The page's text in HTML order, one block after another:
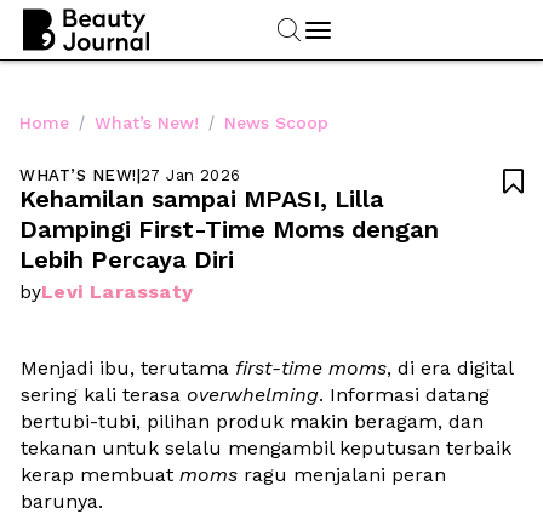
Home / What’s New! / News Scoop
WHAT’S NEW!|27 Jan 2026
Kehamilan sampai MPASI, Lilla
Dampingi First-Time Moms dengan
Lebih Percaya Diri
byLevi Larassaty

Menjadi ibu, terutama first-time moms, di era digital
sering kali terasa overwhelming. Informasi datang
bertubi-tubi, pilihan produk makin beragam, dan
tekanan untuk selalu mengambil keputusan terbaik
kerap membuat moms ragu menjalani peran
barunya.